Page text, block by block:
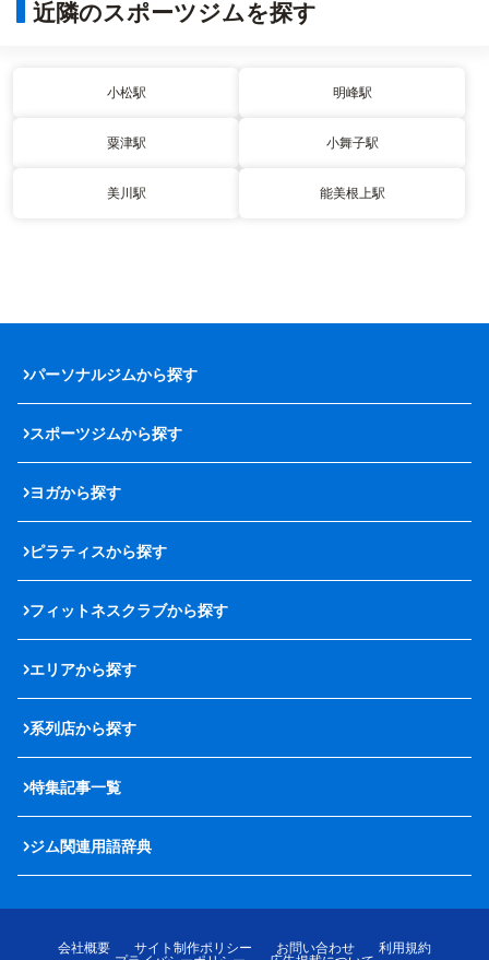
近隣のスポーツジムを探す
小松駅 明峰駅
粟津駅 小舞子駅
美川駅 能美根上駅
パーソナルジムから探す
スポーツジムから探す
ヨガから探す
ピラティスから探す
フィットネスクラブから探す
エリアから探す
系列店から探す
特集記事一覧
ジム関連用語辞典
会社概要 サイト制作ポリシー お問い合わせ
利用規約